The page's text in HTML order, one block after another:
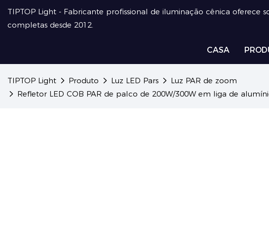
TIPTOP Light - Fabricante profissional de iluminação cênica oferece
completas desde 2012.
CASA
TIPTOP Light Produto Luz LED Pars
Luz PAR de zoom
Refletor LED COB PAR de palco de 200W/300W em liga de